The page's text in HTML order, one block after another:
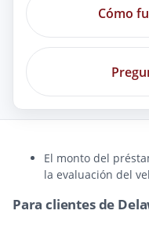
Cómo
El monto del
la evaluación del
Para clientes de